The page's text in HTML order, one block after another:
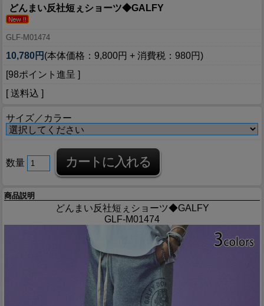
どんまい反社短ぇショーツ◆GALFY
GLF-M01474
10,780円 (本体価格：9,800円 + 消費税：980円)
[98ポイント進呈 ]
[ 送料込 ]
サイズ／カラー
数量
商品説明
どんまい反社短ぇショーツ◆GALFY
GLF-M01474